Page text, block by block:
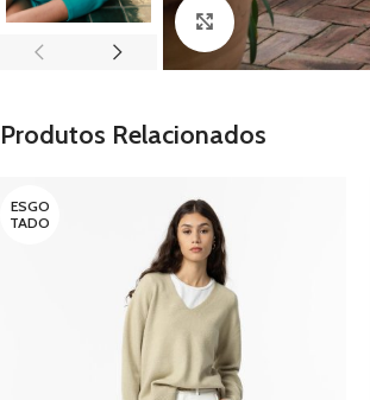
Clique para ampliar
Produtos Relacionados
ESGO
TADO